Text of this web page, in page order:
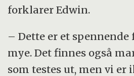
forklarer Edwin.
– Dette er et
mye. Det finnes også
som testes ut, men vi er